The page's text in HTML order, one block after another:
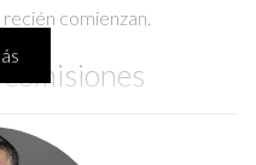
comienzan.
oscilar entre el 5% y el 6%